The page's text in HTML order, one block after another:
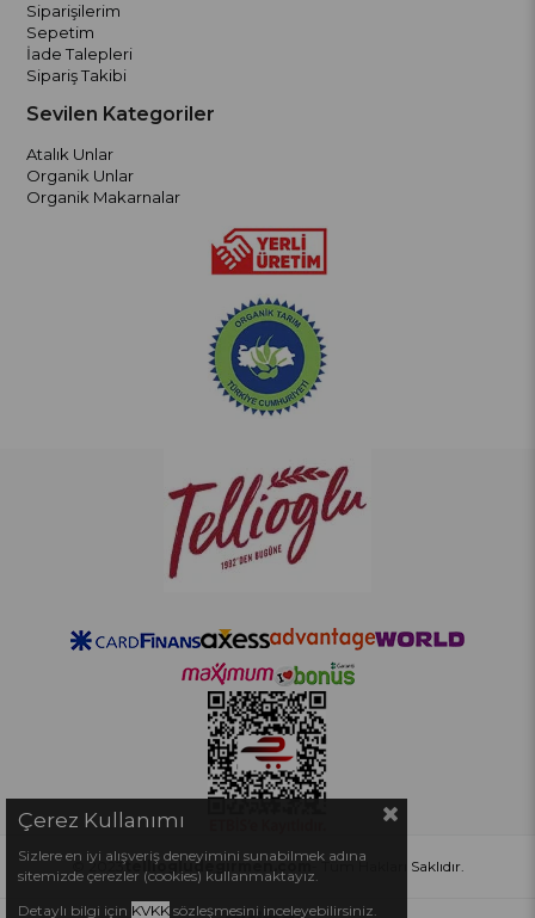
Siparişilerim
Sepetim
İade Talepleri
Sipariş Takibi
Sevilen Kategoriler
Atalık Unlar
Organik Unlar
Organik Makarnalar
© 2023telliogludegirmen.com- Tüm Hakları Saklıdır.
Çerez Kullanımı
Sizlere en iyi alışveriş deneyimini sunabilmek adına
sitemizde çerezler (cookies) kullanmaktayız.
Detaylı bilgi için KVKK sözleşmesini inceleyebilirsiniz.